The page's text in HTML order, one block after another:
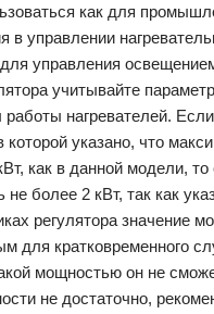
как для
в управлении
управления
учитывайте
работы нагревателей.
которой указано, что
как в данной модели, то
более 2 кВт, так как
регулятора значение
для кратковременного
мощностью он не
не достаточно,